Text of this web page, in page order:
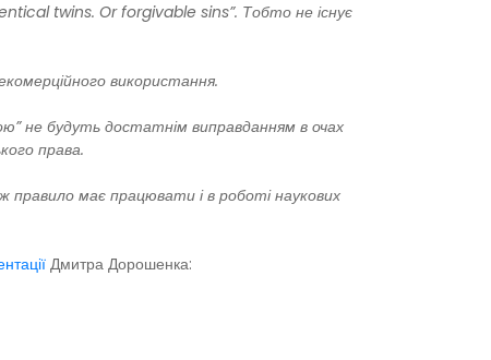
twins. Or forgivable sins”. Тобто не існує
використання.
не будуть достатнім виправданням в очах
права.
правило має працювати і в роботі наукових
Дмитра Дорошенка: